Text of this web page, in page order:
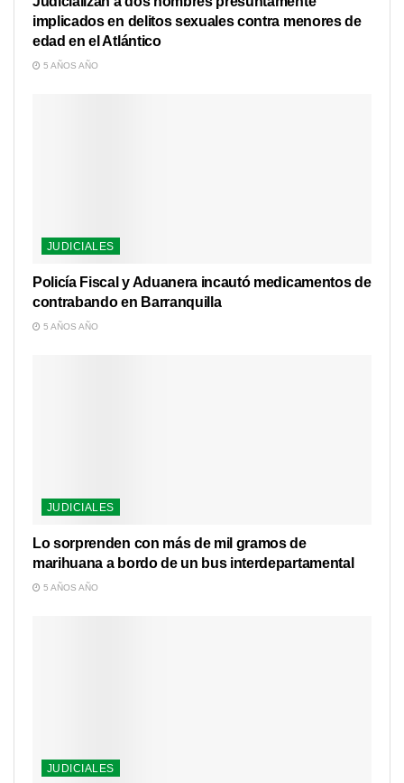
implicados en delitos sexuales contra menores de
edad en el Atlántico
5 AÑOS AÑO
JUDICIALES
Policía Fiscal y Aduanera incautó medicamentos de
contrabando en Barranquilla
5 AÑOS AÑO
JUDICIALES
Lo sorprenden con más de mil gramos de
marihuana a bordo de un bus interdepartamental
5 AÑOS AÑO
JUDICIALES